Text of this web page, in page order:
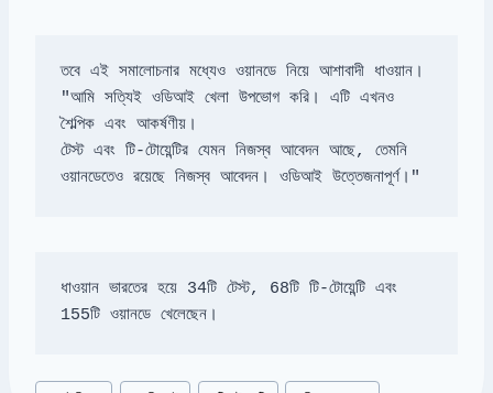
"আমি সত্যিই ওডিআই খেলা উপভোগ করি। এটি এখনও
টেস্ট এবং টি-টোয়েন্টির যেমন নিজস্ব আবেদন আছে, তেমনি
ওয়ানডেতেও রয়েছে নিজস্ব আবেদন। ওডিআই উত্তেজনাপূর্ণ।"
ধাওয়ান ভারতের হয়ে 34টি টেস্ট, 68টি টি-টোয়েন্টি এবং
155টি ওয়ানডে খেলেছেন।
Post